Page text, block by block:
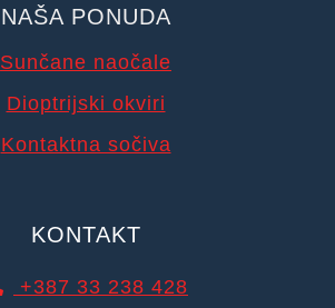
NAŠA PONUDA
Sunčane naočale
Dioptrijski okviri
Kontaktna sočiva
KONTAKT
+387 33 238 428